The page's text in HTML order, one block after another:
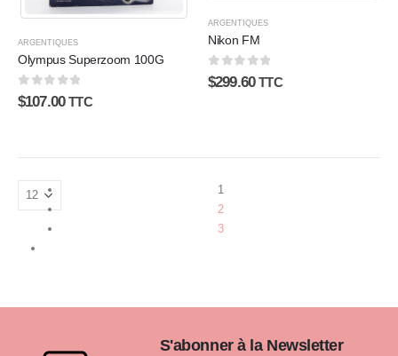
ARGENTIQUES
Olympus Superzoom 100G
0sur 5
$107.00 TTC
ARGENTIQUES
Nikon FM
0sur 5
$299.60 TTC
1
2
3
S'abonner à la Newsletter